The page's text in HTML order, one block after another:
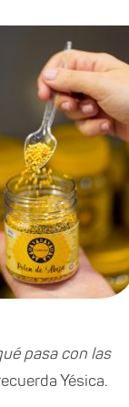
pasa con las
Yésica.